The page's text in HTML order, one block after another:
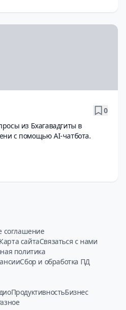
0
из Бхагавадгиты в
с помощью AI-чатбота.
соглашение
Карта сайтаСвязаться с нами
политика
Сбор и обработка ПД
ПродуктивностьБизнес